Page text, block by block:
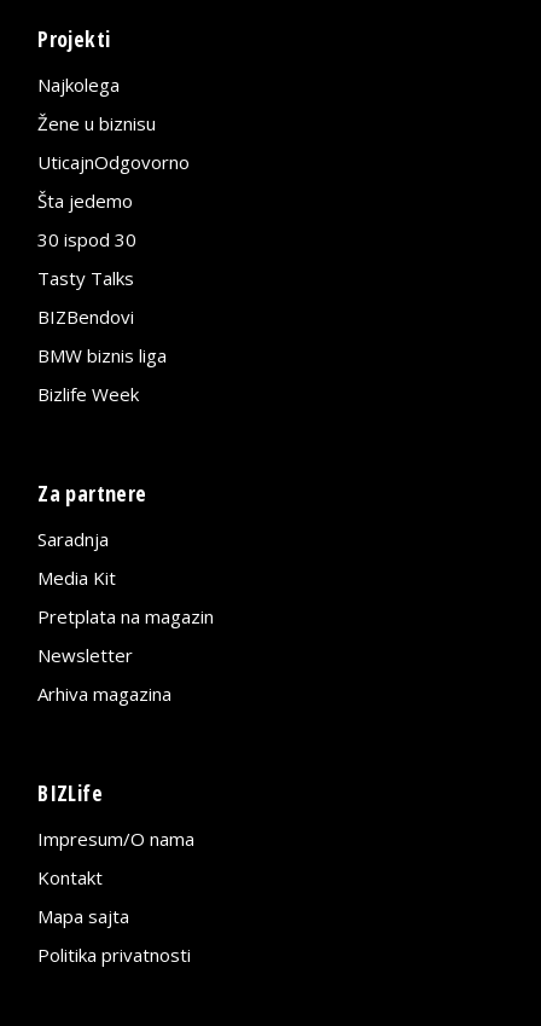
Projekti
Najkolega
Žene u biznisu
UticajnOdgovorno
Šta jedemo
30 ispod 30
Tasty Talks
BIZBendovi
BMW biznis liga
Bizlife Week
Za partnere
Saradnja
Media Kit
Pretplata na magazin
Newsletter
Arhiva magazina
BIZLife
Impresum/O nama
Kontakt
Mapa sajta
Politika privatnosti